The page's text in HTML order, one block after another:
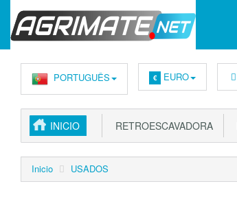
PORTUGUÊS € EURO
INICIO RETROESCAVADORA
Inicio USADOS